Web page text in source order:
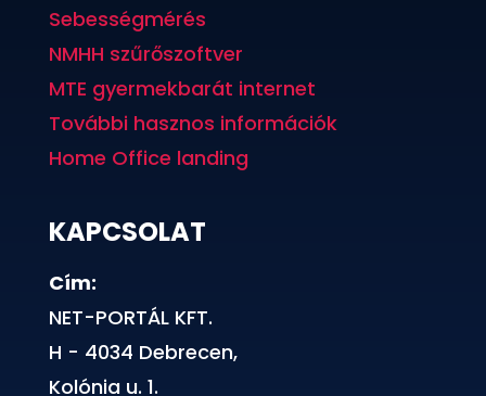
Sebességmérés
NMHH szűrőszoftver
MTE gyermekbarát internet
További hasznos információk
Home Office landing
KAPCSOLAT
Cím:
NET-PORTÁL KFT.
H - 4034 Debrecen,
Kolónia u. 1.